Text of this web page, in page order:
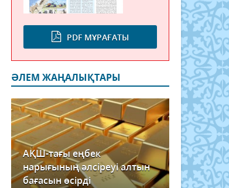
PDF МҰРАҒАТЫ
ӘЛЕМ ЖАҢАЛЫҚТАРЫ
АҚШ-тағы еңбек
нарығының әлсіреуі алтын
бағасын өсірді